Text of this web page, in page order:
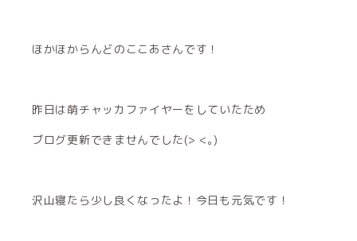
ほかほからんどのここあさんです！
昨日は萌チャッカファイヤーをしていたため
ブログ更新できませんでした(> <｡)
沢山寝たら少し良くなったよ！今日も元気です！